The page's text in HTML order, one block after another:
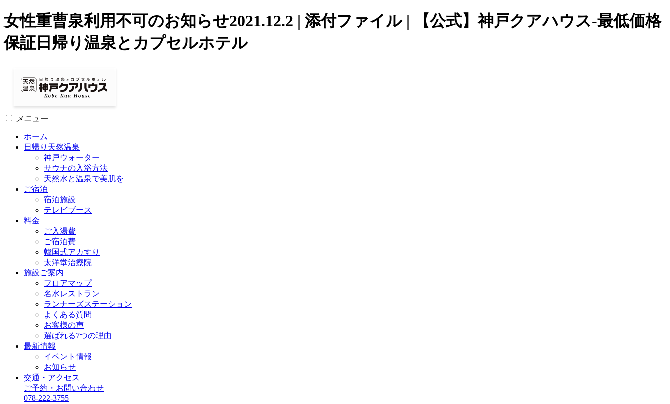
女性重曹泉利用不可のお知らせ2021.12.2 | 添付ファイル | 【公式】神戸クアハウス-最低価格
保証日帰り温泉とカプセルホテル
メニュー
ホーム
日帰り天然温泉
神戸ウォーター
サウナの入浴方法
天然水と温泉で美肌を
ご宿泊
宿泊施設
テレビブース
料金
ご入湯費
ご宿泊費
韓国式アカすり
太洋堂治療院
施設ご案内
フロアマップ
名水レストラン
ランナーズステーション
よくある質問
お客様の声
選ばれる7つの理由
最新情報
イベント情報
お知らせ
交通・アクセス
ご予約・お問い合わせ
078-222-3755